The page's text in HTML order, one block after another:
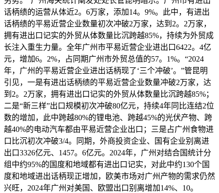
话柄绩的运营从体近2。6万家，添加14。9%。此中，有进出
话柄绩的平易近营企业数量初次冲破2万家，达到2。2万家，
拥有进出口记实的外贸从体数量比沉跨越85%，持续为外贸成
长注入重生力量。全年广州市平易近营企业进出口6422。4亿
元，增加6。2%，占同期广州市外贸总值的57。1%。“2024
年，广州的平易近营企业进出话柄现了‘三个冲破’。”管昆明
引见，一是有进出话柄绩的平易近营企业数量冲破2万家，达
到2。2万家，拥有进出口记实的外贸从体数量比沉跨越85%；
二是“新三样”出口规模初次冲破80亿元，持续4年同比连结2位
数的增加，此中跨越80%的锂电池、跨越45%的光伏产物、跨
越40%的电动汽车都由平易近营企业出口；三是占广州食物进
口比沉初次冲破3/4。同期，外商投资企业、国有企业别离进
出口3326亿元、1457。6亿元。2024年，广州对结合国统计分
组中约95%的国度和地域都有进出口记实，对此中约130个国
度和地域进出话柄现正增加，欧美市场对广州产物的需求仍然
兴旺，2024年广州对美国、欧盟出口别离增加14%、10。